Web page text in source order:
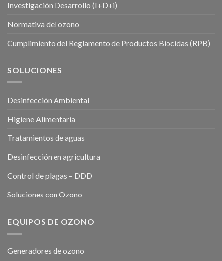
Investigación Desarrollo (I+D+i)
Normativa del ozono
Cumplimiento del Reglamento de Productos Biocidas (RPB)
SOLUCIONES
Desinfección Ambiental
Higiene Alimentaria
Tratamientos de aguas
Desinfección en agricultura
Control de plagas – DDD
Soluciones con Ozono
EQUIPOS DE OZONO
Generadores de ozono